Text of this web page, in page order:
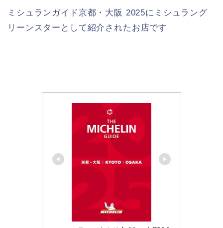
ミシュランガイド京都・大阪 2025にミシュラング
リーンスターとして紹介されたお店です